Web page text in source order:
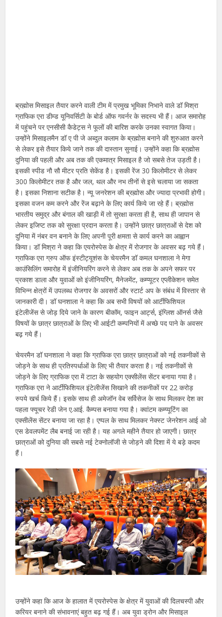
ब्रह्मोस मिसाइल तैयार करने वाली टीम में प्रमुख भूमिका निभाने वाले डॉ मिश्रा
ग्राफिक एरा डीम्ड यूनिवर्सिटी के बोर्ड ऑफ गवर्नर के सदस्य भी हैं। आज समारोह
में पहुंचने पर एनसीसी कैडेट्स ने फूलों की बारिश करके उनका स्वागत किया।
उन्होंने मिसाइलमैन डॉ ए पी जे अब्दुल कलाम के ब्रह्मोस बनाने की शुरुआत करने
से लेकर इसे तैयार किये जाने तक की दास्तान सुनाई। उन्होंने कहा कि ब्रह्मोस
दुनिया की पहली और अब तक की एकमात्र मिसाइल है जो सबसे तेज उड़ती है।
इसकी स्पीड नौ सौ मीटर प्रति सेकेंड है। इसकी रेंज 30 किलोमीटर से लेकर
300 किलोमीटर तक है और जल, थल और नभ तीनों से इसे चलाया जा सकता
है। इसका निशाना सटीक है। न्यू जनरेशन की ब्रह्मोस और ज्यादा प्रभावी होगी।
इसका वजन कम करने और रेंज बढ़ाने के लिए कार्य किये जा रहे हैं। ब्रह्मोस
भारतीय समुद्र और बंगाल की खाड़ी में तो सुरक्षा करता ही है, साथ ही जापान से
लेकर इजिप्ट तक को सुरक्षा प्रदान करता है। उन्होंने छात्र छात्राओं से देश को
दुनिया में नंबर वन बनाने के लिए अपनी पूरी क्षमता से कार्य करने का आह्वान
किया। डॉ मिश्रा ने कहा कि एयरोस्पेस के क्षेत्र में रोजगार के अवसर बढ़ गये हैं।
ग्राफिक एरा ग्रुप ऑफ इंस्टीट्यूशंस के चेयरमैन डॉ कमल घनशाला ने मेगा
काउंसिलिंग समारोह में इंजीनियरिंग करने से लेकर अब तक के अपने सफर पर
प्रकाश डाला और युवाओं को इंजीनियरिंग, मैनेजमेंट, कम्प्यूटर एप्लीकेशन समेत
विभिन्न क्षेत्रों में उपलब्ध रोजगार के अवसरों और स्टार्ट अप के संबंध में विस्तार से
जानकारी दी। डॉ घनशाला ने कहा कि अब सभी विषयों को आर्टीफिशियल
इंटेलीजेंस से जोड़ दिये जाने के कारण बीकॉम, फाइन आर्ट्स, इंग्लिश ऑनर्स जैसे
विषयों के छात्र छात्राओं के लिए भी आईटी कम्पनियों में अच्छे पद पाने के अवसर
बढ़ गये हैं।
चेयरमैन डॉ घनशाला ने कहा कि ग्राफिक एरा छात्र छात्राओं को नई तकनीकों से
जोड़ने के साथ ही प्रतिस्पर्धाओं के लिए भी तैयार करता है। नई तकनीकों से
जोड़ने के लिए ग्राफिक एरा में टाटा के सहयोग एक्सीलेंस सेंटर बनाया गया है।
ग्राफिक एरा ने आर्टीफिशियल इंटेलीजेंस सिखाने की तकनीकों पर 22 करोड़
रुपये खर्च किये हैं। इसके साथ ही अमेजॉन वेब सर्विसेज के साथ मिलकर देश का
पहला फ्यूचर रेडी जेन ए.आई. कैम्पस बनाया गया है। क्वांटम कम्प्यूटिंग का
एक्सीलेंस सेंटर बनाया जा रहा है। एप्पल के साथ मिलकर नेक्स्ट जेनरेशन आई ओ
एस डेवलपमेंट लैब बनाई जा रही है। यह अगले महीने तैयार हो जाएगी। छात्र
छात्राओं को दुनिया की सबसे नई टेक्नोलॉजी से जोड़ने की दिशा में ये बड़े कदम
हैं।
उन्होंने कहा कि आज के हालात में एयरोस्पेस के क्षेत्र में युवाओं की दिलचस्पी और
करियर बनाने की संभावनाएं बहुत बढ़ गई हैं। अब युवा ड्रोन और मिसाइल